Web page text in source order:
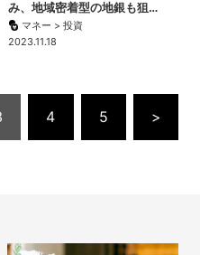
み、地域密着型の地銀も狙…
マネー > 投資
2023.11.18
4 5 >